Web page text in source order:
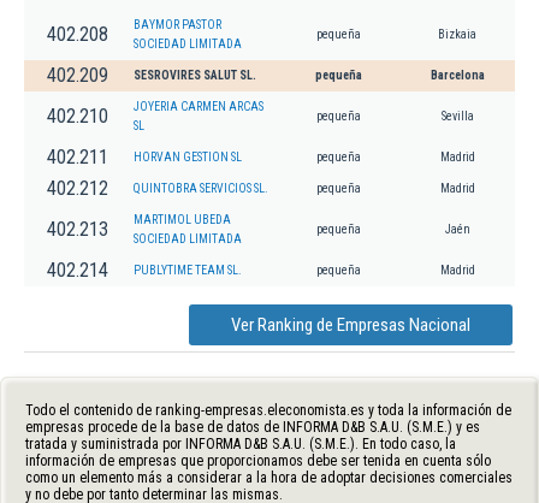
402.208
BAYMOR PASTOR
SOCIEDAD LIMITADA
pequeña Bizkaia
402.209 SESROVIRES SALUT SL. pequeña Barcelona
402.210
JOYERIA CARMEN ARCAS
SL
pequeña Sevilla
402.211 HORVAN GESTION SL pequeña Madrid
402.212 QUINTOBRA SERVICIOS SL. pequeña Madrid
402.213
MARTIMOL UBEDA
SOCIEDAD LIMITADA
pequeña Jaén
402.214 PUBLYTIME TEAM SL. pequeña Madrid
Ver Ranking de Empresas Nacional
Todo el contenido de ranking-empresas.eleconomista.es y toda la información de
empresas procede de la base de datos de INFORMA D&B S.A.U. (S.M.E.) y es
tratada y suministrada por INFORMA D&B S.A.U. (S.M.E.). En todo caso, la
información de empresas que proporcionamos debe ser tenida en cuenta sólo
como un elemento más a considerar a la hora de adoptar decisiones comerciales
y no debe por tanto determinar las mismas.